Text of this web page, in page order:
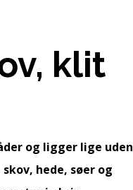
klit
og ligger lige uden
hede, søer og